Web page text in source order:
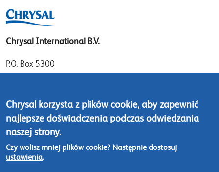
Chrysal International B.V.
P.O. Box 5300
1411 DD Naarden
The Netherlands
Tel: +31 (0)35 - 695 58 88
Skontaktuj się z nami
Chrysal korzysta z plików cookie, aby zapewnić
najlepsze doświadczenia podczas odwiedzania
naszej strony.
Czy wolisz mniej plików cookie? Następnie dostosuj
ustawienia.